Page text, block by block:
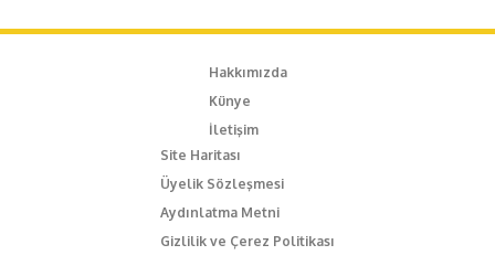
Hakkımızda
Künye
İletişim
Site Haritası
Üyelik Sözleşmesi
Aydınlatma Metni
Gizlilik ve Çerez Politikası